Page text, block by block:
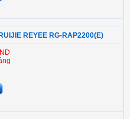
REYEE RG-RAP2200(E)